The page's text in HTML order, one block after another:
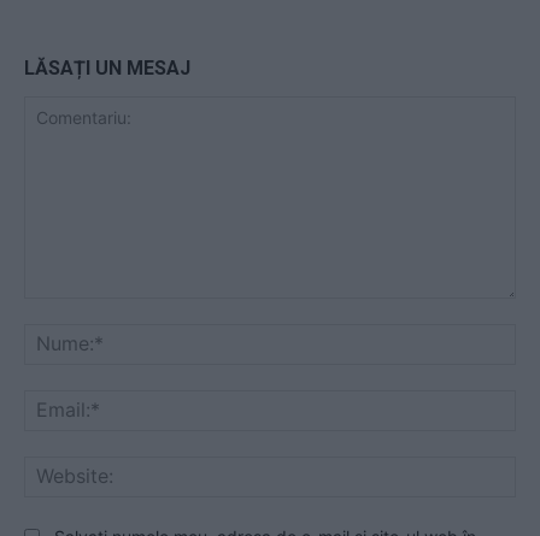
LĂSAȚI UN MESAJ